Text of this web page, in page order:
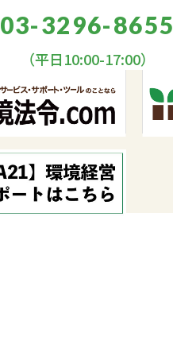
03-3296-8655
（平日10:00-17:00）